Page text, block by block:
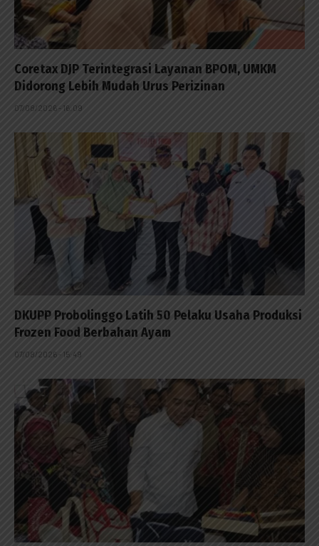
Coretax DJP Terintegrasi Layanan BPOM, UMKM
Didorong Lebih Mudah Urus Perizinan
07/08/2026 - 16:09
DKUPP Probolinggo Latih 50 Pelaku Usaha Produksi
Frozen Food Berbahan Ayam
07/08/2026 - 15:49